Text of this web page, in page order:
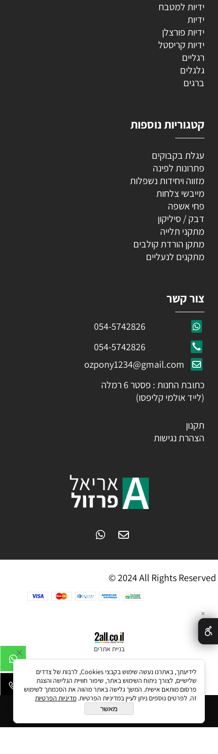
הוסף לסל
ידיות למטבח
ידיות
ידיות פורצלן
ידיות קריסטל
רגליים
גלגלים
ברגים
קטגוריות נוספות
עגלת בקבוקים
פתרונות לפינה
מזווה ויחידות נשפלות
מייבשי צלחות
פחי אשפה
דבק / סיליקון
מתקני תלייה
מתקן הורדת קולבים
מתקנים לנעליים
צור קשר
054-5742826
054-5742826
ozpony1234@gmail.com
כתובת החנות : פסטר 6 רמלה
(לייד אולמי קליפסו)
תקנון
הצהרת נגישות
© 2024 All Rights Reserved
בניית אתרים
✕
לידיעתך, באתרנו נעשה שימוש בקבצי Cookies, לרבות של צדדים
שלישיים, לצורך ניתוח השימוש באתר, שיפור חוויית הגלישה והצגת
פרסום מותאם אישית. המשך גלישה באתר מהווה את הסכמתך לשימוש
זה. לפרטים נוספים ניתן לעיין במדיניות הפרטיות. מדיניות הפרטיות
מאשר